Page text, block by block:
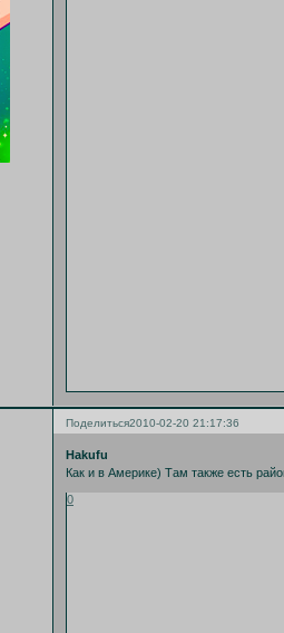
Поделиться2010-02-20 21:17:36
Hakufu
Как и в Америке) Там также есть
0